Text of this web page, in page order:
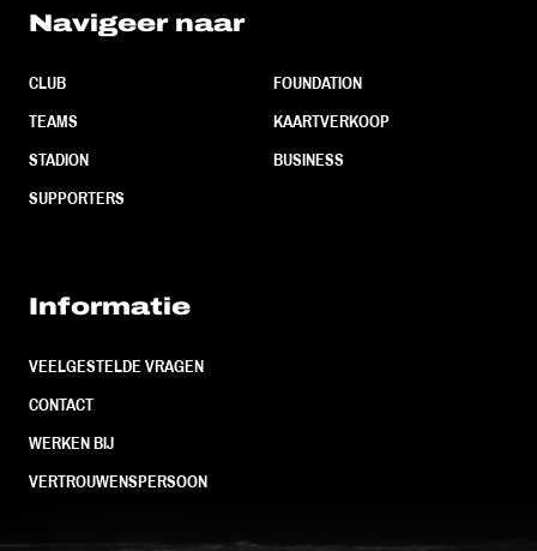
Navigeer naar
CLUB
TEAMS
STADION
SUPPORTERS
FOUNDATION
KAARTVERKOOP
BUSINESS
Informatie
VEELGESTELDE VRAGEN
CONTACT
WERKEN BIJ
VERTROUWENSPERSOON